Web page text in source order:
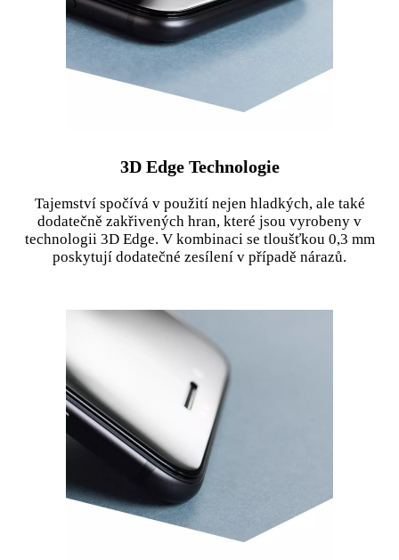
3D Edge Technologie
Tajemství spočívá v použití nejen hladkých, ale také
dodatečně zakřivených hran, které jsou vyrobeny v
technologii 3D Edge. V kombinaci se tloušťkou 0,3 mm
poskytují dodatečné zesílení v případě nárazů.